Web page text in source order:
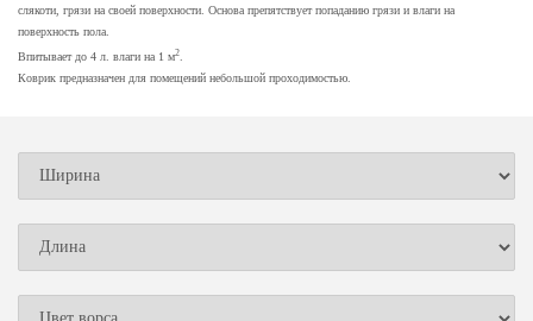
слякоти, грязи на своей поверхности. Основа препятствует попаданию грязи и влаги на
поверхность пола.
Впитывает до 4 л. влаги на 1 м2.
Коврик предназначен для помещений небольшой проходимостью.